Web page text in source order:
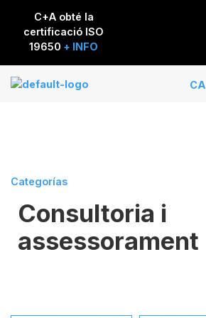
C+A obté la
certificació ISO
19650 + INFO
CA
Categorías
Consultoria i
assessorament